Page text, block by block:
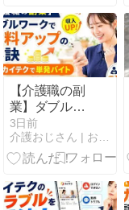
【介護職の副
業】ダブルワ
ークで給料ア
ップの秘訣｜
カイテクで単
3日前
介護おじさん | おじさん介護士が介護の悩みを解決